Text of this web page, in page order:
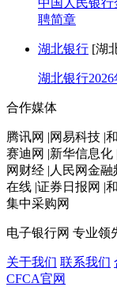
聘简章
湖北银行 [湖
湖北银行
合作媒体
腾讯网 |网易科技 |
赛迪网 |新华信息
网财经 |人民网金
在线 |证券日报网 |
集中采购网
电子银行网 专业领
关于我们 联系我们
CFCA官网